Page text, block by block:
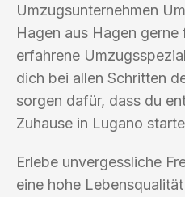
Umzugsunternehmen
Hagen aus Hagen
erfahrene
dich bei allen Schritten
sorgen dafür, dass du
Zuhause in Lugano
Erlebe unvergessliche
eine hohe